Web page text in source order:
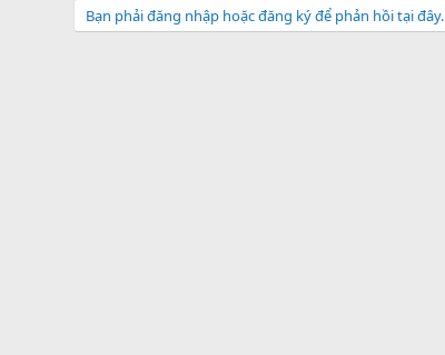
Bạn phải đăng nhập hoặc đăng ký để phản hồi tại đây.